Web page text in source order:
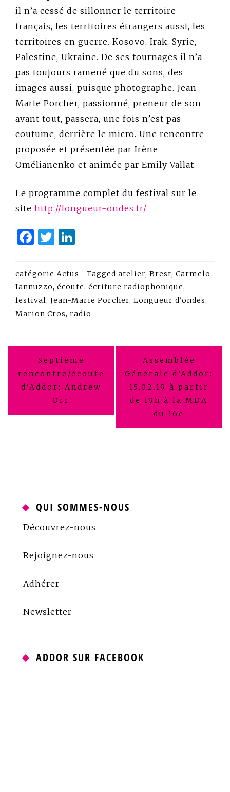
il n’a cessé de sillonner le territoire
français, les territoires étrangers aussi, les
territoires en guerre. Kosovo, Irak, Syrie,
Palestine, Ukraine. De ses tournages il n’a
pas toujours ramené que du sons, des
images aussi, puisque photographe. Jean-
Marie Porcher, passionné, preneur de son
avant tout, passera, une fois n’est pas
coutume, derrière le micro. Une rencontre
proposée et présentée par Irène
Omélianenko et animée par Emily Vallat.
Le programme complet du festival sur le
site http://longueur-ondes.fr/
Facebook
Twitter
catégorie Actus Tagged atelier, Brest, Carmelo
Iannuzzo, écoute, écriture radiophonique,
festival, Jean-Marie Porcher, Longueur d'ondes,
Marion Cros, radio
Navigation
de
l’article
Septième
rencontre/écoute
d’Addor: Andrew
Orr
Assemblée
Générale d’Addor:
15.02.19 à partir
de 19h à la MDA
du 16e
QUI SOMMES-NOUS
Découvrez-nous
Rejoignez-nous
Adhérer
Newsletter
ADDOR SUR FACEBOOK